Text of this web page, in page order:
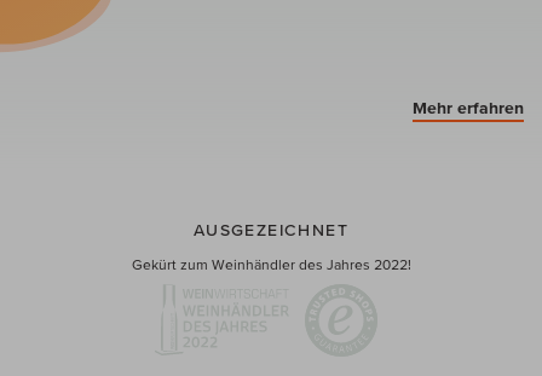
Mehr erfahren
AUSGEZEICHNET
Gekürt zum Weinhändler des Jahres 2022!